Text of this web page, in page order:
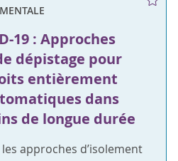
19 : Approches
dépistage pour
entièrement
dans
de longue durée
approches d’isolement